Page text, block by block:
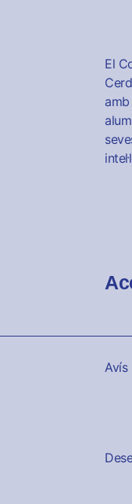
El
amb
Avís